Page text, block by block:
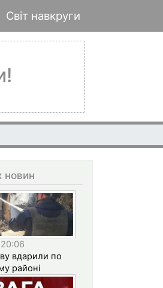
Світ навкруги
новин
вдарили по
районі